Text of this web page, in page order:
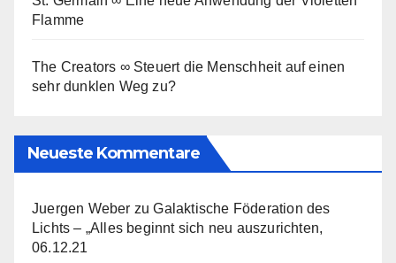
Flamme
The Creators ∞ Steuert die Menschheit auf einen
sehr dunklen Weg zu?
Neueste Kommentare
Juergen Weber zuGalaktische Föderation des
Lichts – „Alles beginnt sich neu auszurichten,
06.12.21